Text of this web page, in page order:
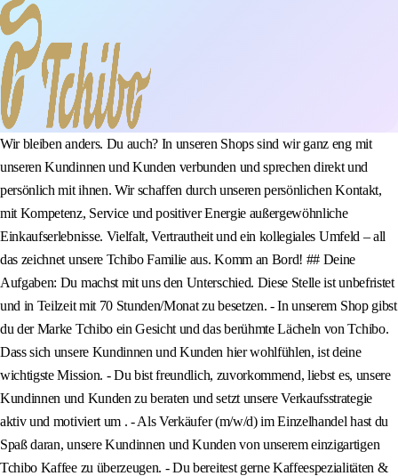
Wir bleiben anders. Du auch? In unseren Shops sind wir ganz eng mit
unseren Kundinnen und Kunden verbunden und sprechen direkt und
persönlich mit ihnen. Wir schaffen durch unseren persönlichen Kontakt,
mit Kompetenz, Service und positiver Energie außergewöhnliche
Einkaufserlebnisse. Vielfalt, Vertrautheit und ein kollegiales Umfeld – all
das zeichnet unsere Tchibo Familie aus. Komm an Bord! ## Deine
Aufgaben: Du machst mit uns den Unterschied. Diese Stelle ist unbefristet
und in Teilzeit mit 70 Stunden/Monat zu besetzen. - In unserem Shop gibst
du der Marke Tchibo ein Gesicht und das berühmte Lächeln von Tchibo.
Dass sich unsere Kundinnen und Kunden hier wohlfühlen, ist deine
wichtigste Mission. - Du bist freundlich, zuvorkommend, liebst es, unsere
Kundinnen und Kunden zu beraten und setzt unsere Verkaufsstrategie
aktiv und motiviert um . - Als Verkäufer (m/w/d) im Einzelhandel hast du
Spaß daran, unsere Kundinnen und Kunden von unserem einzigartigen
Tchibo Kaffee zu überzeugen. - Du bereitest gerne Kaffeespezialitäten &